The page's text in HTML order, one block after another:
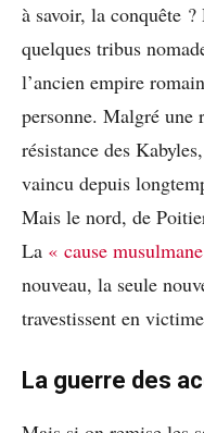
à savoir, la conquête
quelques tribus
l’ancien empire
personne. Malgré une
résistance des
vaincu depuis
Mais le nord, de
La « cause
nouveau, la seule
travestissent en
La guerre des